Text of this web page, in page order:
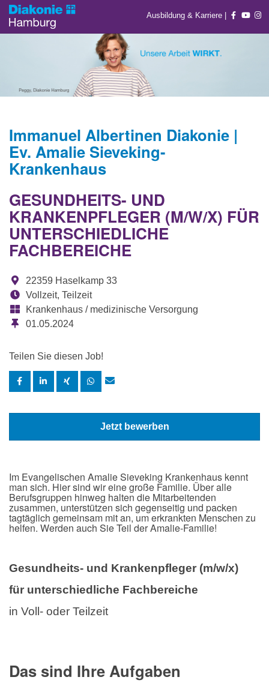
Ausbildung & Karriere |
Immanuel Albertinen Diakonie |
Ev. Amalie Sieveking-
Krankenhaus
GESUNDHEITS- UND
KRANKENPFLEGER (M/W/X) FÜR
UNTERSCHIEDLICHE
FACHBEREICHE
22359 Haselkamp 33
Vollzeit, Teilzeit
Krankenhaus / medizinische Versorgung
01.05.2024
Teilen Sie diesen Job!
Jetzt bewerben
Im Evangelischen Amalie Sieveking Krankenhaus kennt
man sich. Hier sind wir eine große Familie. Über alle
Berufsgruppen hinweg halten die Mitarbeitenden
zusammen, unterstützen sich gegenseitig und packen
tagtäglich gemeinsam mit an, um erkrankten Menschen zu
helfen. Werden auch Sie Teil der Amalie-Familie!
Gesundheits- und Krankenpfleger (m/w/x)
für unterschiedliche Fachbereiche
in Voll- oder Teilzeit
Das sind Ihre Aufgaben